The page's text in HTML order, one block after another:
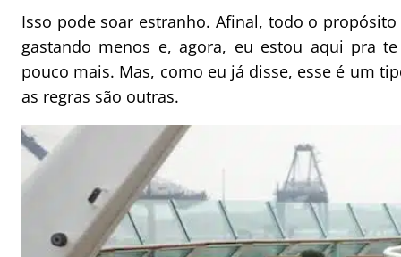
Isso pode soar estranho. Afinal, todo o
gastando menos e, agora, eu estou aqui pra
pouco mais. Mas, como eu já disse, esse é um
as regras são outras.